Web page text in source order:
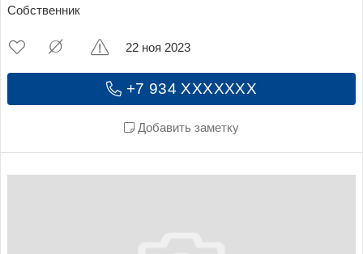
Собственник
+7 934 XXXXXXX
Добавить заметку
22 ноя 2023